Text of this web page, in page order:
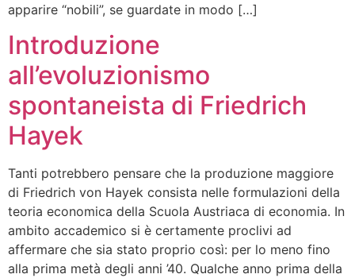
apparire “nobili”, se guardate in modo […]
Introduzione
all’evoluzionismo
spontaneista di Friedrich
Hayek
Tanti potrebbero pensare che la produzione maggiore
di Friedrich von Hayek consista nelle formulazioni della
teoria economica della Scuola Austriaca di economia. In
ambito accademico si è certamente proclivi ad
affermare che sia stato proprio così: per lo meno fino
alla prima metà degli anni ’40. Qualche anno prima della